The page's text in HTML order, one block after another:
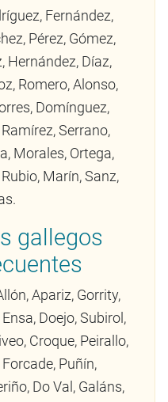
Fernández,
Pérez, Gómez,
Hernández, Díaz,
Romero, Alonso,
Domínguez,
Serrano,
Morales, Ortega,
Marín, Sanz,
gallegos
Apariz, Gorrity,
Doejo, Subirol,
Croque, Peirallo,
Puñín,
Do Val, Galáns,